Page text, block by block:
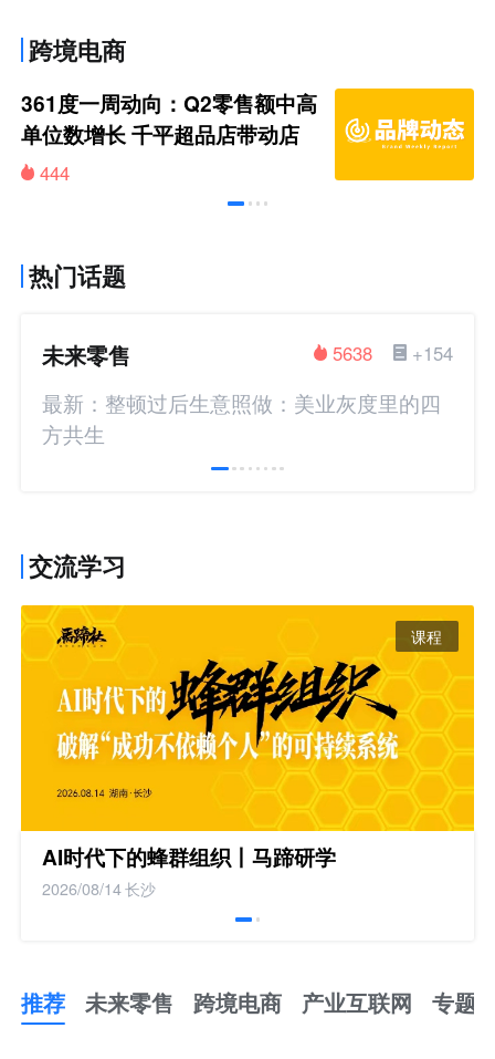
跨境电商
361度一周动向：Q2零售额中高
单位数增长 千平超品店带动店
效提升
444
热门话题
未来零售 +154
5638
最新：整顿过后生意照做：美业灰度里的四
方共生
交流学习
课程
AI时代下的蜂群组织丨马蹄研学
2026/08/14长沙
推荐 未来零售 跨境电商 产业互联网 专题